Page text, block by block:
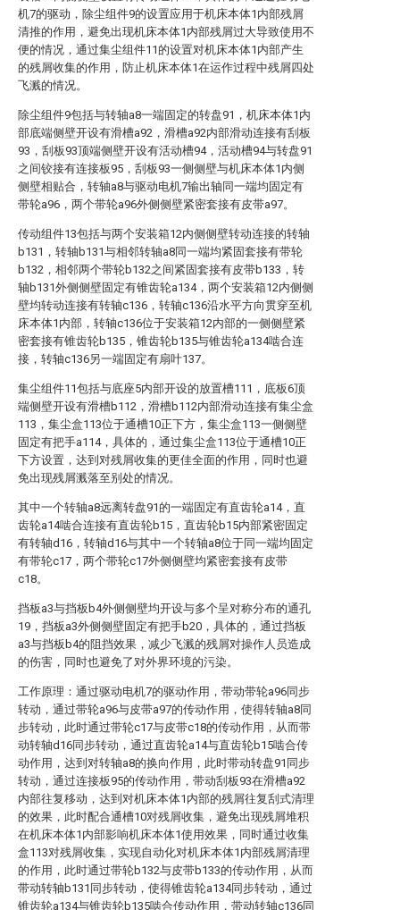
机7的驱动，除尘组件9的设置应用于机床本体1内部残屑
清推的作用，避免出现机床本体1内部残屑过大导致使用不
便的情况，通过集尘组件11的设置对机床本体1内部产生
的残屑收集的作用，防止机床本体1在运作过程中残屑四处
飞溅的情况。
除尘组件9包括与转轴a8一端固定的转盘91，机床本体1内
部底端侧壁开设有滑槽a92，滑槽a92内部滑动连接有刮板
93，刮板93顶端侧壁开设有活动槽94，活动槽94与转盘91
之间铰接有连接板95，刮板93一侧侧壁与机床本体1内侧
侧壁相贴合，转轴a8与驱动电机7输出轴同一端均固定有
带轮a96，两个带轮a96外侧侧壁紧密套接有皮带a97。
传动组件13包括与两个安装箱12内侧侧壁转动连接的转轴
b131，转轴b131与相邻转轴a8同一端均紧固套接有带轮
b132，相邻两个带轮b132之间紧固套接有皮带b133，转
轴b131外侧侧壁固定有锥齿轮a134，两个安装箱12内侧侧
壁均转动连接有转轴c136，转轴c136沿水平方向贯穿至机
床本体1内部，转轴c136位于安装箱12内部的一侧侧壁紧
密套接有锥齿轮b135，锥齿轮b135与锥齿轮a134啮合连
接，转轴c136另一端固定有扇叶137。
集尘组件11包括与底座5内部开设的放置槽111，底板6顶
端侧壁开设有滑槽b112，滑槽b112内部滑动连接有集尘盒
113，集尘盒113位于通槽10正下方，集尘盒113一侧侧壁
固定有把手a114，具体的，通过集尘盒113位于通槽10正
下方设置，达到对残屑收集的更佳全面的作用，同时也避
免出现残屑溅落至别处的情况。
其中一个转轴a8远离转盘91的一端固定有直齿轮a14，直
齿轮a14啮合连接有直齿轮b15，直齿轮b15内部紧密固定
有转轴d16，转轴d16与其中一个转轴a8位于同一端均固定
有带轮c17，两个带轮c17外侧侧壁均紧密套接有皮带
c18。
挡板a3与挡板b4外侧侧壁均开设与多个呈对称分布的通孔
19，挡板a3外侧侧壁固定有把手b20，具体的，通过挡板
a3与挡板b4的阻挡效果，减少飞溅的残屑对操作人员造成
的伤害，同时也避免了对外界环境的污染。
工作原理：通过驱动电机7的驱动作用，带动带轮a96同步
转动，通过带轮a96与皮带a97的传动作用，使得转轴a8同
步转动，此时通过带轮c17与皮带c18的传动作用，从而带
动转轴d16同步转动，通过直齿轮a14与直齿轮b15啮合传
动作用，达到对转轴a8的换向作用，此时带动转盘91同步
转动，通过连接板95的传动作用，带动刮板93在滑槽a92
内部往复移动，达到对机床本体1内部的残屑往复刮式清理
的效果，此时配合通槽10对残屑收集，避免出现残屑堆积
在机床本体1内部影响机床本体1使用效果，同时通过收集
盒113对残屑收集，实现自动化对机床本体1内部残屑清理
的作用，此时通过带轮b132与皮带b133的传动作用，从而
带动转轴b131同步转动，使得锥齿轮a134同步转动，通过
锥齿轮a134与锥齿轮b135啮合传动作用，带动转轴c136同